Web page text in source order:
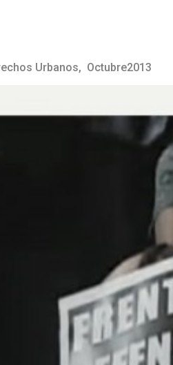
Urbanos, Octubre2013